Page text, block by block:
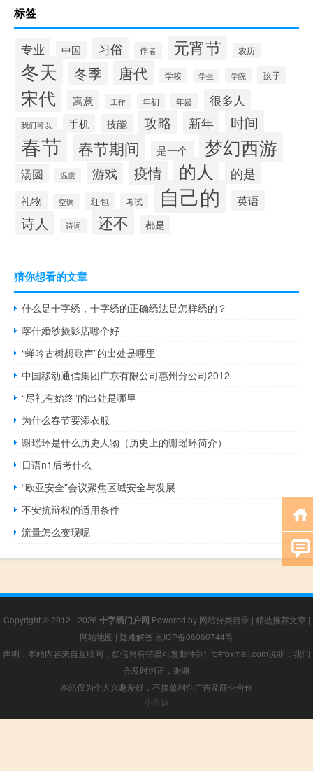
标签
专业 中国 习俗 作者 元宵节 农历
冬天 冬季 唐代 学校 学生 学院 孩子
宋代 寓意 工作 年初 年龄 很多人
我们可以 手机 技能 攻略 新年 时间
春节 春节期间 是一个 梦幻西游
汤圆 温度 游戏 疫情 的人 的是
礼物 空调 红包 考试 自己的 英语
诗人 诗词 还不 都是
猜你想看的文章
什么是十字绣，十字绣的正确绣法是怎样绣的？
喀什婚纱摄影店哪个好
“蝉吟古树想歌声”的出处是哪里
中国移动通信集团广东有限公司惠州分公司2012
“尽礼有始终”的出处是哪里
为什么春节要添衣服
谢瑶环是什么历史人物（历史上的谢瑶环简介）
日语n1后考什么
“欧亚安全”会议聚焦区域安全与发展
不安抗辩权的适用条件
流量怎么变现呢
Copyright © 2012 - 2026 十字绣门户网 Powered by 网站分类目录 | 精选推荐文章 |
网站地图 | 疑难解答 京ICP备06060744号
声明：本站内容来自互联网，如信息有错误可发邮件到f_fb#foxmail.com说明，我们
会及时纠正，谢谢
本站仅为个人兴趣爱好，不接盈利性广告及商业合作
小男孩